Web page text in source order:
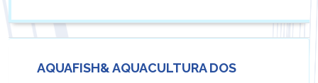
AQUAFISH& AQUACULTURA DOS